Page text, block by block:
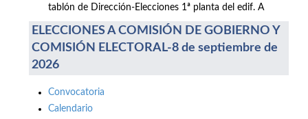
tablón de Dirección-Elecciones 1ª planta del edif. A
ELECCIONES A COMISIÓN DE GOBIERNO Y
COMISIÓN ELECTORAL-8 de septiembre de
2026
Convocatoria
Calendario